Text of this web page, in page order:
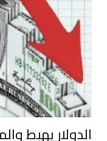
الدولار يهبط